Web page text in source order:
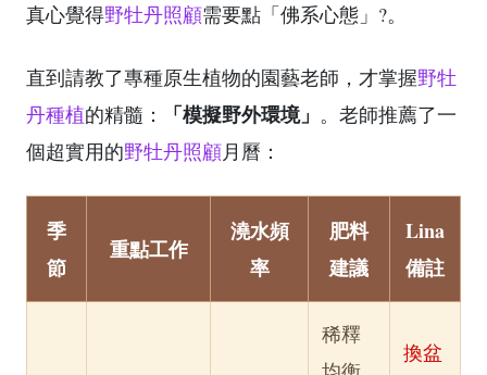
真心覺得野牡丹照顧需要點「佛系心態」?。
直到請教了專種原生植物的園藝老師，才掌握野牡
丹種植的精髓： 「模擬野外環境」 。老師推薦了一
個超實用的野牡丹照顧月曆：
季
節
重點工作
澆水頻
率
肥料
建議
Lina
備註
稀釋
換盆